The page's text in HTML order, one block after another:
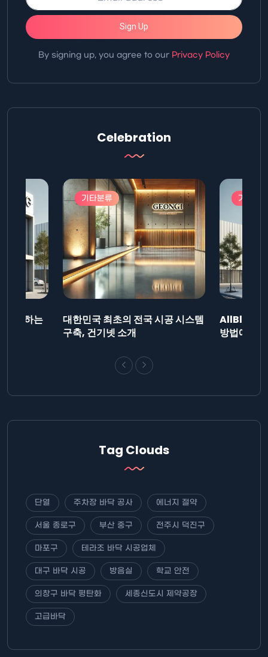
Sign Up
By signing up, you agree to our Privacy Policy
Celebration
제출하는
기타분류
대한민국 최초의 전국 시공 시스템
구축, 건기넷 소개
기타분
AllBlog에
방법에 대
Tag Clouds
단열 주차장 바닥 공사 에너지 절약
서울 종로구 부산 중구 전주시 덕진구
마포구 테라조 바닥 시공업체
대구 바닥 시공 방음실 학교 안전
의창구 바닥 평탄화 세종신도시 제약공장
고급바닥